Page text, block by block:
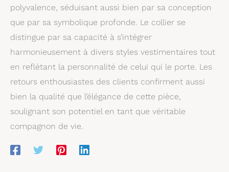
polyvalence, séduisant aussi bien par sa conception
que par sa symbolique profonde. Le collier se
distingue par sa capacité à s’intégrer
harmonieusement à divers styles vestimentaires tout
en reflétant la personnalité de celui qui le porte. Les
retours enthousiastes des clients confirment aussi
bien la qualité que l’élégance de cette pièce,
soulignant son potentiel en tant que véritable
compagnon de vie.